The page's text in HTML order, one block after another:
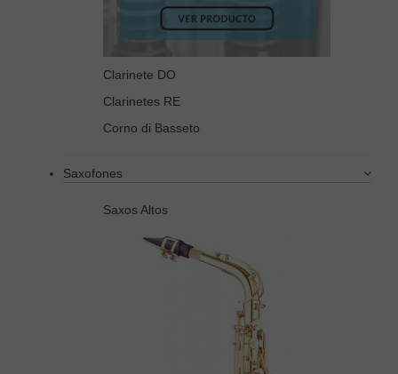
Clarinete DO
Clarinetes RE
Corno di Basseto
Saxofones
Saxos Altos